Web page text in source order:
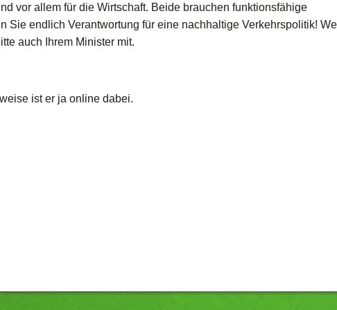
vor allem für die Wirtschaft. Beide brauchen funktionsfähige
Sie endlich Verantwortung für eine nachhaltige Verkehrspolitik!
auch Ihrem Minister mit.
ist er ja online dabei.